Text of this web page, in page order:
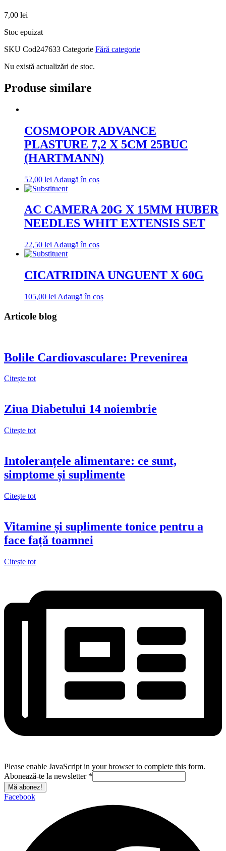
7,00 lei
Stoc epuizat
SKU Cod247633 Categorie Fără categorie
Nu există actualizări de stoc.
Produse similare
COSMOPOR ADVANCE
PLASTURE 7,2 X 5CM 25BUC
(HARTMANN)
52,00 lei Adaugă în coș
AC CAMERA 20G X 15MM HUBER
NEEDLES WHIT EXTENSIS SET
22,50 lei Adaugă în coș
CICATRIDINA UNGUENT X 60G
105,00 lei Adaugă în coș
Articole blog
Bolile Cardiovasculare: Prevenirea
Citește tot
Ziua Diabetului 14 noiembrie
Citește tot
Intoleranțele alimentare: ce sunt,
simptome și suplimente
Citește tot
Vitamine și suplimente tonice pentru a
face față toamnei
Citește tot
Please enable JavaScript in your browser to complete this form.
Abonează-te la newsletter *
Mă abonez!
Facebook